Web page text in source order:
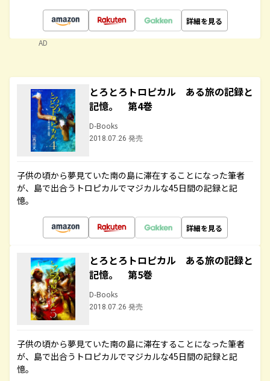
詳細を見る
AD
とろとろトロピカル ある旅の記録と
記憶。 第4巻
D-Books
2018.07.26 発売
子供の頃から夢見ていた南の島に滞在することになった筆者
が、島で出合うトロピカルでマジカルな45日間の記録と記
憶。
詳細を見る
とろとろトロピカル ある旅の記録と
記憶。 第5巻
D-Books
2018.07.26 発売
子供の頃から夢見ていた南の島に滞在することになった筆者
が、島で出合うトロピカルでマジカルな45日間の記録と記
憶。